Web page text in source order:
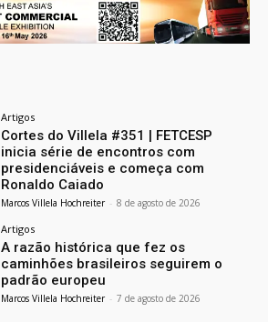
Artigos
Cortes do Villela #351 | FETCESP
inicia série de encontros com
presidenciáveis e começa com
Ronaldo Caiado
Marcos Villela Hochreiter - 8 de agosto de 2026
Artigos
A razão histórica que fez os
caminhões brasileiros seguirem o
padrão europeu
Marcos Villela Hochreiter - 7 de agosto de 2026